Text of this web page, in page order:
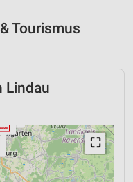
Tourismus
Lindau
⛶